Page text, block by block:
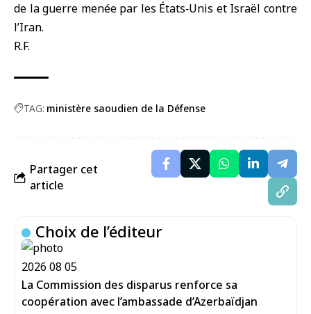
de la guerre menée par les États‑Unis et Israël contre
l’Iran.
R.F.
TAG: ministère saoudien de la Défense
Partager cet
article
Choix de l’éditeur
La Commission des disparus renforce sa
coopération avec l’ambassade d’Azerbaïdjan